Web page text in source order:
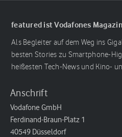
featured ist Vodafones
Als Begleiter auf dem Weg ins
besten Stories zu Smartphone-
heißesten Tech-News und Kino-
Anschrift
Vodafone GmbH
Ferdinand-Braun-Platz 1
40549 Düsseldorf